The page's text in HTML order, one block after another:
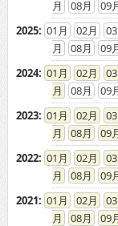
08
09
2025: 01 02 03
08
09
2024: 01 02 03
08
09
2023: 01 02 03
08
09
2022: 01 02 03
08
09
2021: 01 02 03
08
09